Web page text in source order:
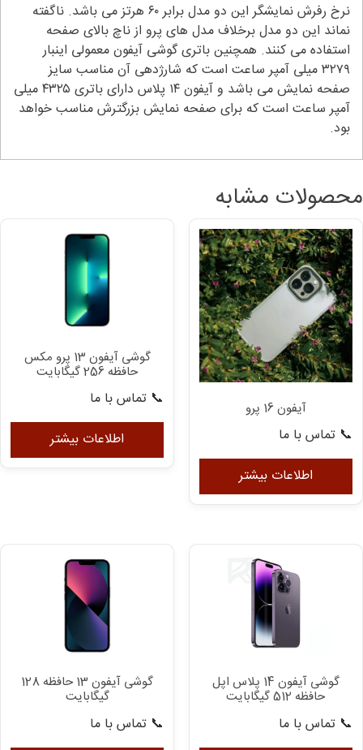
نرخ رفرش نمایشگر این دو مدل برابر ۶۰ هرتز می باشد. ناگفته
نماند این دو مدل برخلاف مدل های پرو از ناچ بالای صفحه
استفاده می کنند. همچنین باتری گوشی آیفون معمولی اینبار
۳۲۷۹ میلی آمپر ساعت است که شارژدهی آن مناسب سایز
صفحه نمایش می باشد و آیفون ۱۴ پلاس دارای باتری ۴۳۲۵ میلی
آمپر ساعت است که برای صفحه نمایش بزرگترش مناسب خواهد
بود.
محصولات مشابه
آیفون 16 پرو
📞 تماس با ما
اطلاعات بیشتر
گوشی آیفون 13 پرو مکس
حافظه 256 گیگابایت
📞 تماس با ما
اطلاعات بیشتر
گوشی آیفون 14 پلاس اپل
حافظه 512 گیگابایت
📞 تماس با ما
گوشی آیفون 13 حافظه 128
گیگابایت
📞 تماس با ما